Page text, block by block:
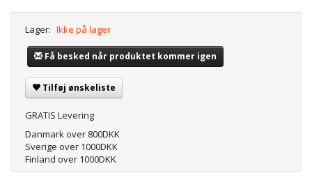
Lager: Ikke på lager
Få besked når produktet kommer igen
Tilføj ønskeliste
GRATIS Levering
Danmark over 800DKK
Sverige over 1000DKK
Finland over 1000DKK